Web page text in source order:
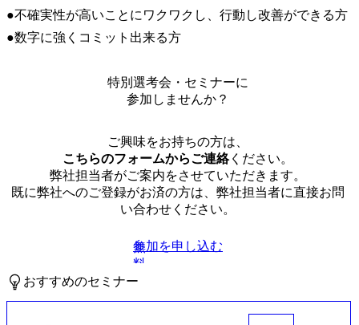
●不確実性が高いことにワクワクし、行動し改善ができる方
●数字に強くコミット出来る方
特別選考会・セミナーに
参加しませんか？
ご興味をお持ちの方は、
こちらのフォームからご連絡ください。
弊社担当者がご案内をさせていただきます。
既に弊社へのご登録がお済の方は、弊社担当者に直接お問
い合わせください。
無
料
参加を申し込む
おすすめのセミナー